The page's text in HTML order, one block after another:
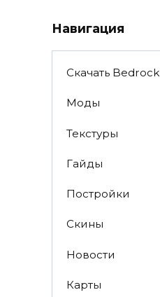
Навигация
Скачать Bedrock
Моды
Текстуры
Гайды
Постройки
Скины
Новости
Карты